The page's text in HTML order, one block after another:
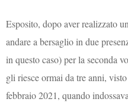
Esposito, dopo aver realizzato
andare a bersaglio in due
in questo caso) per la seconda
gli riesce ormai da tre anni,
febbraio 2021, quando